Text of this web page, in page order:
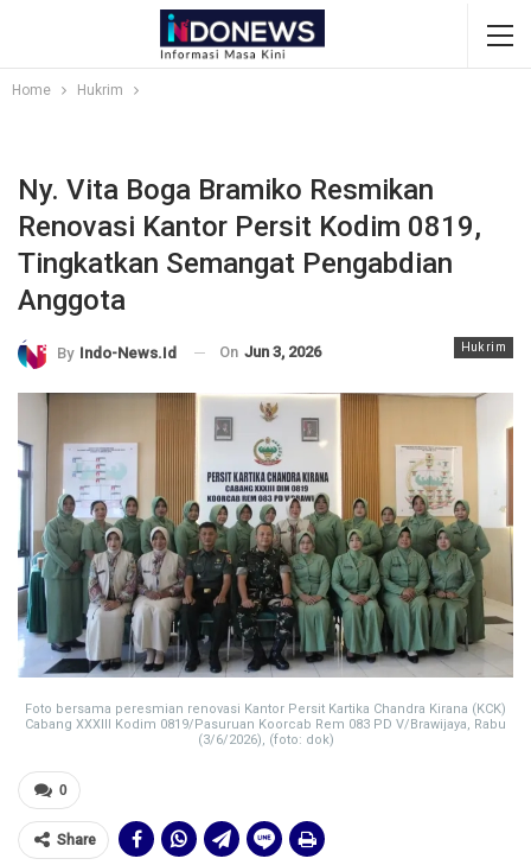
Home Hukrim
Ny. Vita Boga Bramiko Resmikan
Renovasi Kantor Persit Kodim 0819,
Tingkatkan Semangat Pengabdian
Anggota
Hukrim
By Indo-News.id On Jun 3, 2026
Foto bersama peresmian renovasi Kantor Persit Kartika Chandra Kirana (KCK)
Cabang XXXIII Kodim 0819/Pasuruan Koorcab Rem 083 PD V/Brawijaya, Rabu
(3/6/2026), (foto: dok)
0
Share